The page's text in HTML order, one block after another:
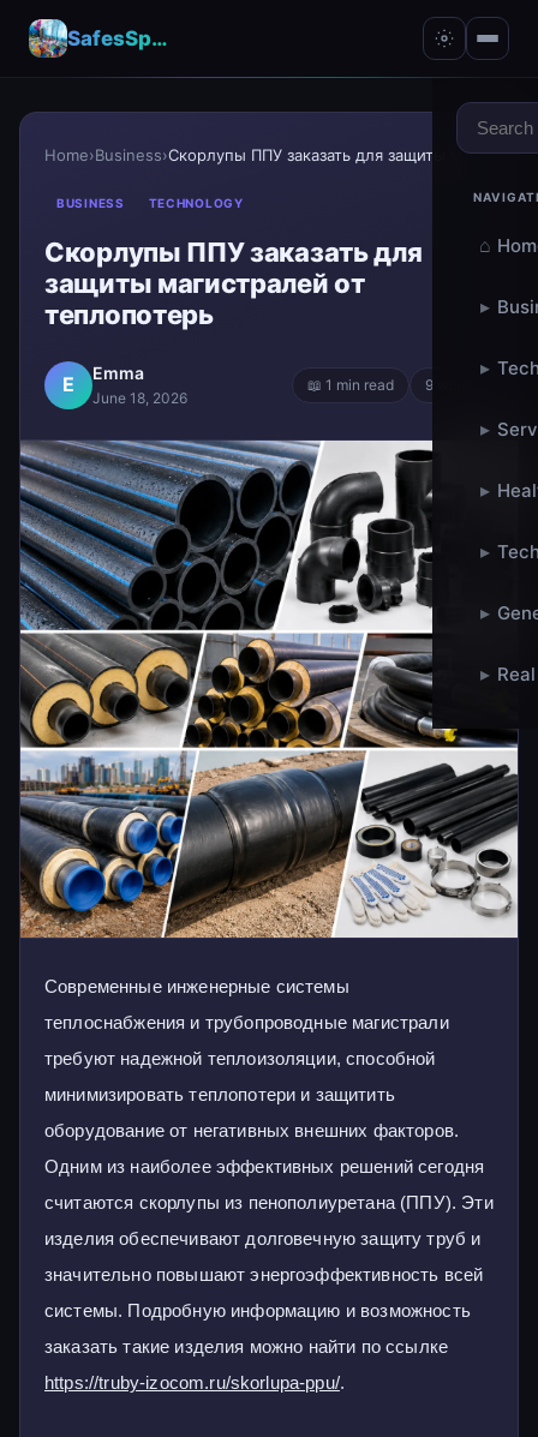
SafesSpace – A Secure Place for Growth & Support
⌂
▸
▸
▸
▸
▸
▸
▸
Home›Business› Скорлупы ППУ заказать для защиты магистралей от те...
BUSINESS TECHNOLOGY
Скорлупы ППУ заказать для
защиты магистралей от
теплопотерь
E Emma
June 18, 2026
📖 1 min read 9 words
Современные инженерные системы
теплоснабжения и трубопроводные магистрали
требуют надежной теплоизоляции, способной
минимизировать теплопотери и защитить
оборудование от негативных внешних факторов.
Одним из наиболее эффективных решений сегодня
считаются скорлупы из пенополиуретана (ППУ). Эти
изделия обеспечивают долговечную защиту труб и
значительно повышают энергоэффективность всей
системы. Подробную информацию и возможность
заказать такие изделия можно найти по ссылке
https://truby-izocom.ru/skorlupa-ppu/.